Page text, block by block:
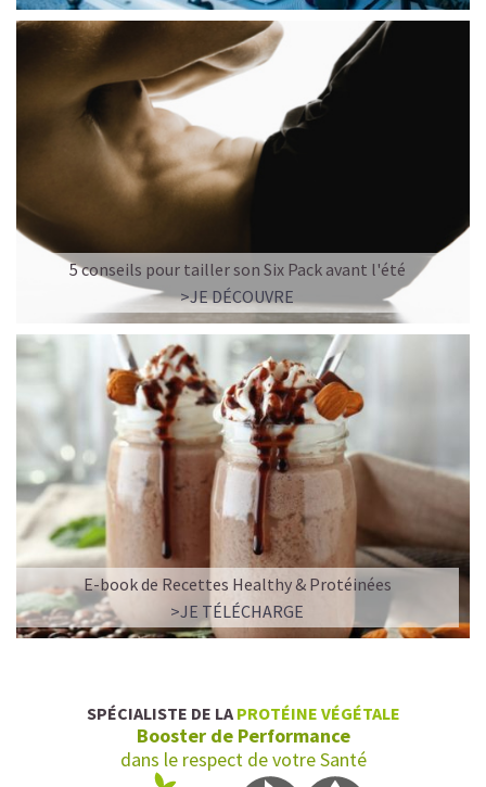
5 conseils pour tailler son Six Pack avant l'été
>JE DÉCOUVRE
E-book de Recettes Healthy & Protéinées
>JE TÉLÉCHARGE
SPÉCIALISTE DE LA PROTÉINE VÉGÉTALE
Booster de Performance
dans le respect de votre Santé